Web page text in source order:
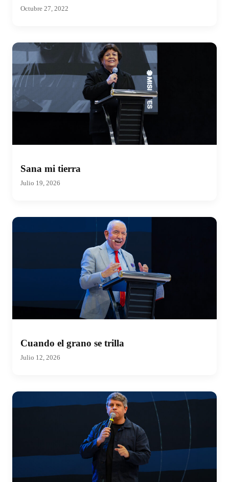
Octubre 27, 2022
Sana mi tierra
Julio 19, 2026
Cuando el grano se trilla
Julio 12, 2026